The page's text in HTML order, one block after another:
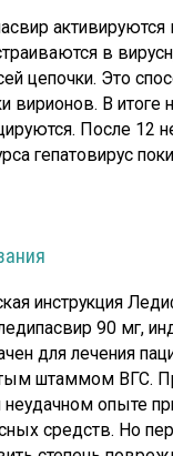
активируются
в
цепочки. Это
вирионов. В итоге
После 12
гепатовирус
инструкция
90 мг,
для лечения
штаммом ВГС.
опыте
средств. Но